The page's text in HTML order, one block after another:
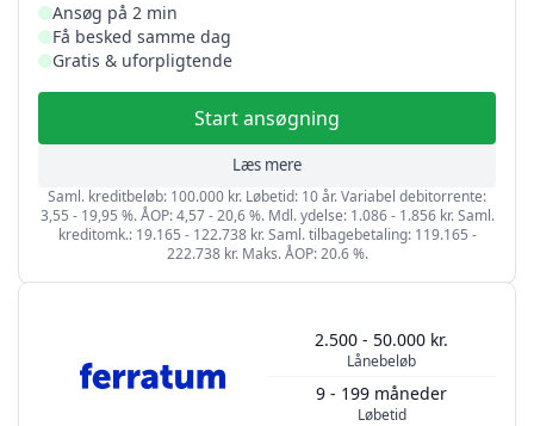
Ansøg på 2 min
Få besked samme dag
Gratis & uforpligtende
Start ansøgning
Læs mere
Saml. kreditbeløb: 100.000 kr. Løbetid: 10 år. Variabel debitorrente:
3,55 - 19,95 %. ÅOP: 4,57 - 20,6 %. Mdl. ydelse: 1.086 - 1.856 kr. Saml.
kreditomk.: 19.165 - 122.738 kr. Saml. tilbagebetaling: 119.165 -
222.738 kr. Maks. ÅOP: 20.6 %.
Lånebeløb
2.500 - 50.000 kr.
Løbetid
9 - 199 måneder